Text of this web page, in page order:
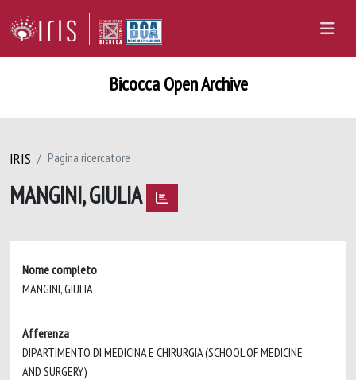
Bicocca Open Archive
IRIS Pagina ricercatore
MANGINI, GIULIA
Nome completo
MANGINI, GIULIA
Afferenza
DIPARTIMENTO DI MEDICINA E CHIRURGIA (SCHOOL OF MEDICINE
AND SURGERY)